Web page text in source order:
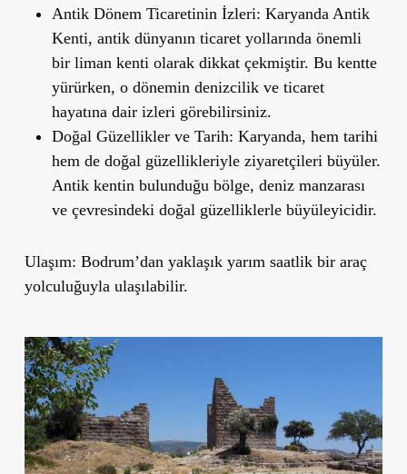
Antik Dönem Ticaretinin İzleri: Karyanda Antik
Kenti, antik dünyanın ticaret yollarında önemli
bir liman kenti olarak dikkat çekmiştir. Bu kentte
yürürken, o dönemin denizcilik ve ticaret
hayatına dair izleri görebilirsiniz.
Doğal Güzellikler ve Tarih: Karyanda, hem tarihi
hem de doğal güzellikleriyle ziyaretçileri büyüler.
Antik kentin bulunduğu bölge, deniz manzarası
ve çevresindeki doğal güzelliklerle büyüleyicidir.
Ulaşım: Bodrum’dan yaklaşık yarım saatlik bir araç
yolculuğuyla ulaşılabilir.